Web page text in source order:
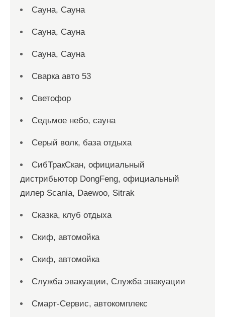
Сауна, Сауна
Сауна, Сауна
Сауна, Сауна
Сварка авто 53
Светофор
Седьмое небо, сауна
Серый волк, база отдыха
СибТракСкан, официальный
дистрибьютор DongFeng, официальный
дилер Scania, Daewoo, Sitrak
Сказка, клуб отдыха
Скиф, автомойка
Скиф, автомойка
Служба эвакуации, Служба эвакуации
Смарт-Сервис, автокомплекс